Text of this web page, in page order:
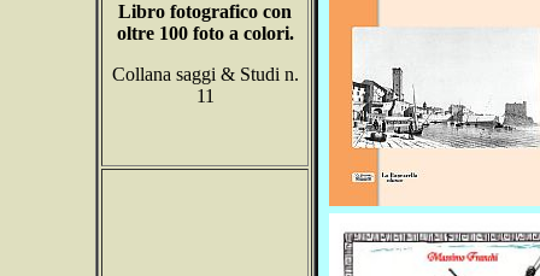
Libro fotografico con
oltre 100 foto a colori.
Collana saggi & Studi n.
11